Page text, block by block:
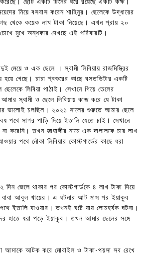
ছোট একটি টিনের ঘরে রয়েছে একটি কক্ষ।
নিয়ে বসবাস করেন শাহিনুর। ছেলেকে উদ্ধারের
থেকে কয়েক লাখ টাকা নিয়েছে। এখন প্রায় ২০
মুখে অন্ধকার দেখছে এই পরিবারটি।
মেয়ে ও এক ছেলে । স্বামী লিবিয়ায় রাজমিস্ত্রির
গেছে। চাচা শ্বশুরের কাছে বসতভিটার একটি
লিবিয়া পাঠাই। সেখানে গিয়ে তেলের
স্বামী ও ছেলে লিবিয়ায় কাজ করে যে টাকা
ভালোই চলছিল। ২০২১ সালের শুরুতে আমার ছেলে
পথে সাগর পাড়ি দিয়ে ইতালি যেতে চাই। সেখানে
করেনি। তখন জাহাঙ্গীর নামে এক দালালকে চার লাখ
পথে নৌকা লিবিয়ার কোস্টগার্ডের কাছে ধরা
দিন জেলে থাকার পর কোস্টগার্ডকে ৪ লাখ টাকা দিয়ে
বাবা আবুল খায়ের। এ ঘটনার আট মাস পর ইয়াকুব
ইতালি যাওয়ার। তখনই ঘটে যায় লোমহর্ষক ঘটনা।
হাতে ধরা পড়ে ইয়াকুব। তখন আমার ছেলের সঙ্গে
আমাকে আটক করে মোবাইল ও টাকা-পয়সা সব রেখে